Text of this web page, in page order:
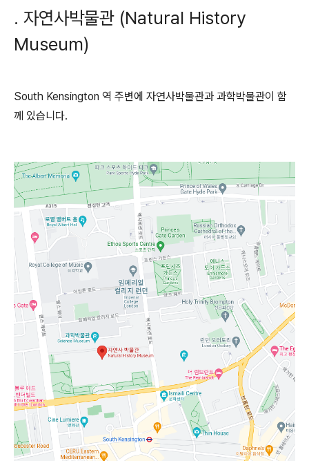
. 자연사박물관 (Natural History
Museum)
South Kensington 역 주변에 자연사박물관과 과학박물관이 함
께 있습니다.